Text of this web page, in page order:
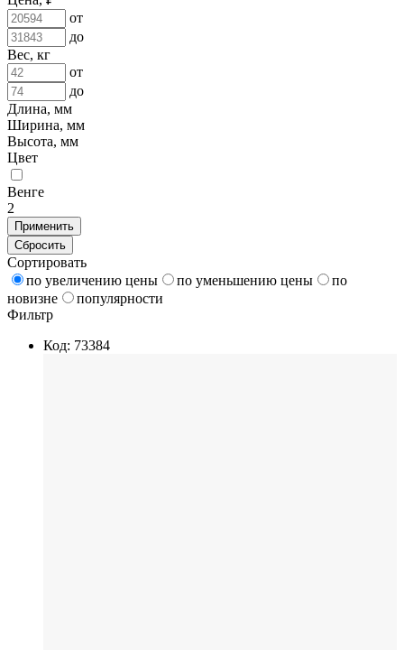
от
до
Вес, кг
от
до
Длина, мм
Ширина, мм
Высота, мм
Цвет
Венге
2
Применить
Сбросить
Сортировать
по увеличению цены
по уменьшению цены
по
новизне
популярности
Фильтр
Код: 73384